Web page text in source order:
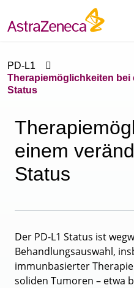
PD-L1
Therapiemöglichkeiten bei
Status
einem
Status
Der PD-L1 Status ist
Behandlungsauswahl,
immunbasierter
soliden Tumoren – etwa